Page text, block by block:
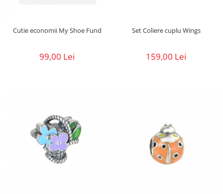
Cutie economii My Shoe Fund
99,00 Lei
Set Coliere cuplu Wings
159,00 Lei